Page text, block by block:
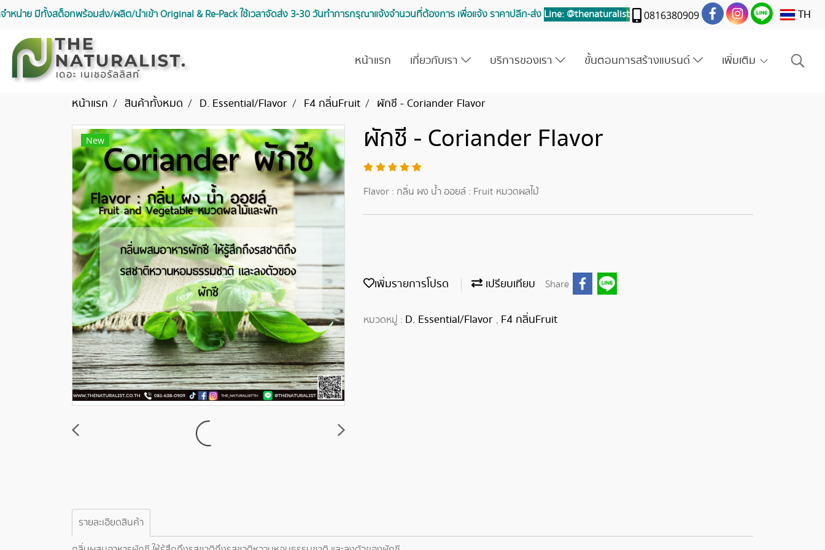
น่าย มีทั้งสต็อกพร้อมส่ง/ผลิต/นำเข้า Original & Re-Pack ใช้เวลาจัดส่ง 3-30 วันทำการ กรุณาแจ้งจำนวนที่ต้องการ เพื่อแจ้ง ราคาปลีก-ส่ง Line: @thenaturalist 0816380909 TH
หน้าแรก เกี่ยวกับเรา บริการของเรา ขั้นตอนการสร้างแบรนด์ เพิ่มเติม
หน้าแรก สินค้าทั้งหมด D. Essential/Flavor F4 กลิ่นFruit ผักชี - Coriander Flavor
New ผักชี - Coriander Flavor
Flavor : กลิ่น ผง น้ำ ออยล์ : Fruit หมวดผลไม้
เพิ่มรายการโปรด เปรียบเทียบ Share
หมวดหมู่ : D. Essential/Flavor , F4 กลิ่นFruit
รายละเอียดสินค้า